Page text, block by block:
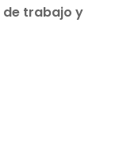
de trabajo y